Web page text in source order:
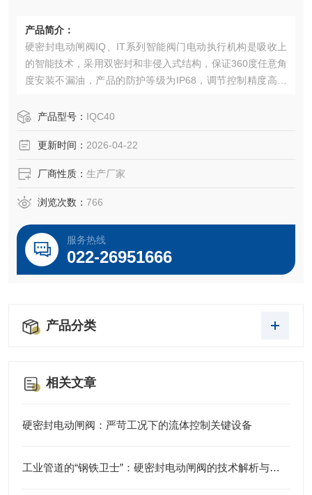
产品简介：
硬密封电动闸阀IQ、IT系列智能阀门电动执行机构是吸收上
的智能技术，采用双密封和非侵入式结构，保证360度任意角
度安装不漏油，产品的防护等级为IP68，调节控制精度高，
产品型号： IQC40
更新时间： 2026-04-22
厂商性质： 生产厂家
浏览次数： 766
服务热线
022-26951666
产品分类
相关文章
硬密封电动闸阀：严苛工况下的流体控制关键设备
工业管道的“钢铁卫士”：硬密封电动闸阀的技术解析与应用实践